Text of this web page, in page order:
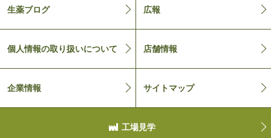
生薬ブログ 広報
個人情報の取り扱いについて 店舗情報
企業情報 サイトマップ
工場見学